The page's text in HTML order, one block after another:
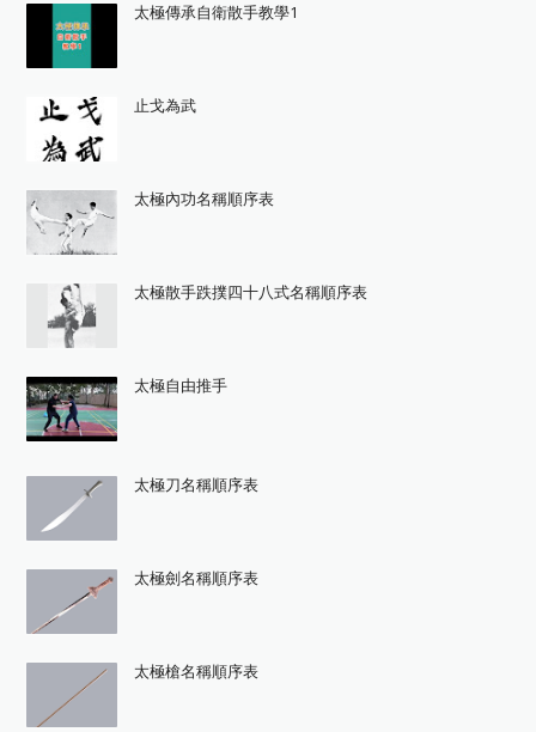
太極傳承自衛散手教學1
止戈為武
太極內功名稱順序表
太極散手跌撲四十八式名稱順序表
太極自由推手
太極刀名稱順序表
太極劍名稱順序表
太極槍名稱順序表